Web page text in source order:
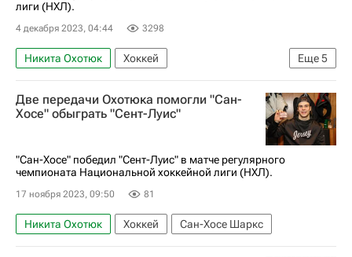
лиги (НХЛ).
4 декабря 2023, 04:44 3298
Еще5
Никита Охотюк
Хоккей
Национальная хоккейная лига (НХЛ)
Нью-Йорк Рейнджерс
Сан-Хосе Шаркс
Две передачи Охотюка помогли "Сан-
Хосе" обыграть "Сент-Луис"
"Сан-Хосе" победил "Сент-Луис" в матче регулярного
чемпионата Национальной хоккейной лиги (НХЛ).
17 ноября 2023, 09:50 81
Никита Охотюк Хоккей Сан-Хосе Шаркс